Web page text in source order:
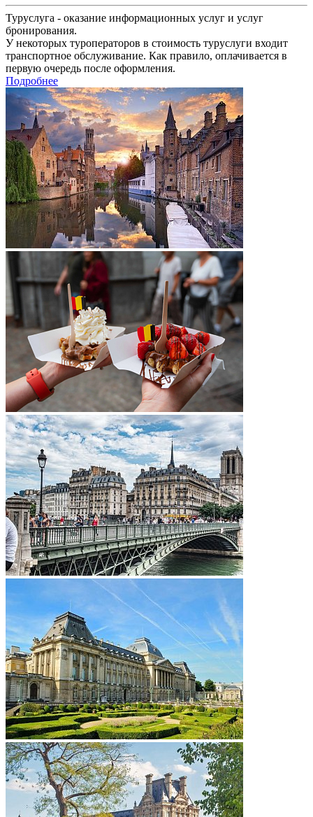
Туруслуга - оказание информационных услуг и услуг
бронирования.
У некоторых туроператоров в стоимость туруслуги входит
транспортное обслуживание. Как правило, оплачивается в
первую очередь после оформления.
Подробнее